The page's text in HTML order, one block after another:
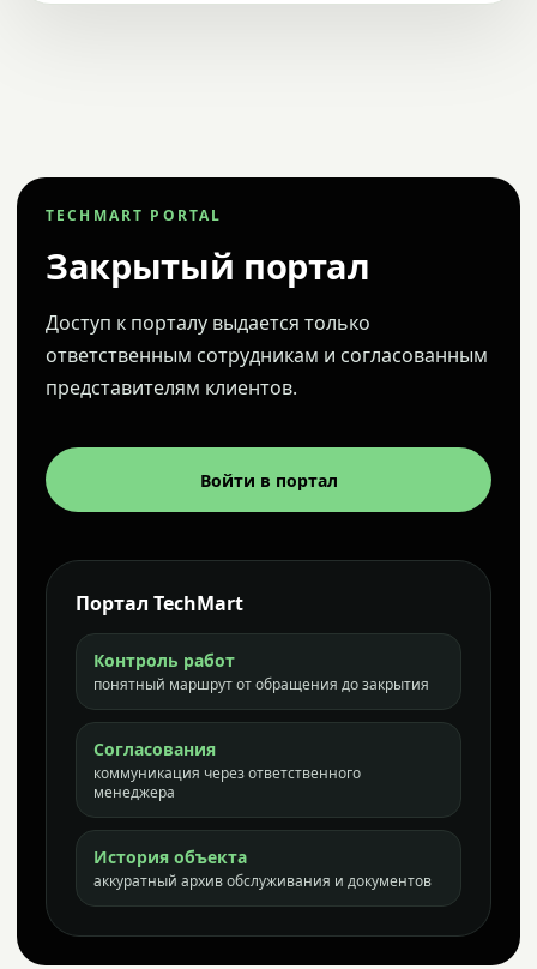
TECHMART PORTAL
Закрытый портал
Доступ к порталу выдается только
ответственным сотрудникам и согласованным
представителям клиентов.
Войти в портал
Портал TechMart
Контроль работ
понятный маршрут от обращения до закрытия
Согласования
коммуникация через ответственного
менеджера
История объекта
аккуратный архив обслуживания и документов